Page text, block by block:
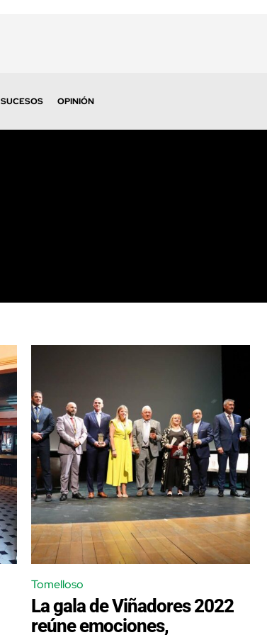
SUCESOS OPINIÓN
Tomelloso
La gala de Viñadores 2022
reúne emociones,